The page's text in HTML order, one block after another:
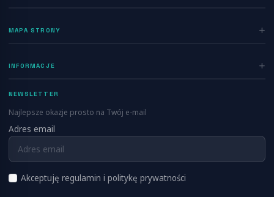
Rejestracja
MAPA STRONY
Ogłoszenia
Dodaj ogłoszenie
Blog
Info
RSS
INFORMACJE
Regulamin
Kontakt
FAQ
NEWSLETTER
Najlepsze okazje prosto na Twój e-mail
Adres email
Akceptuję regulamin i politykę prywatności